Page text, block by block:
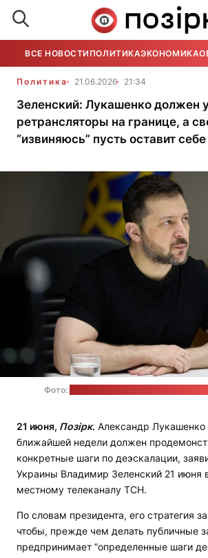
ВСЕ НОВОСТИ ПОЛИТИКАЭКОНОМИКА
Политика 21.06.2026 21:34
Зеленский: Лукашенко должен
ретрансляторы на границе, а
“извиняюсь” пусть оставит себе
Фото:
21 июня, Позірк. Александр Лукашенко
ближайшей недели должен
конкретные шаги по деэскалации,
Украины Владимир Зеленский 21 июня
местному телеканалу ТСН.
По словам президента, его стратегия
чтобы, прежде чем делать публичные
предпринимает “определенные шаги